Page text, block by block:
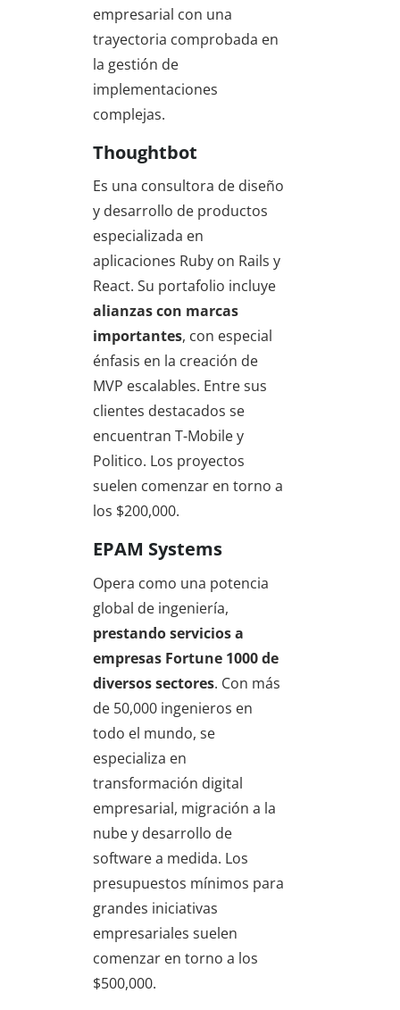
empresarial con una
trayectoria comprobada en
la gestión de
implementaciones
complejas.
Thoughtbot
Es una consultora de diseño
y desarrollo de productos
especializada en
aplicaciones Ruby on Rails y
React. Su portafolio incluye
alianzas con marcas
importantes, con especial
énfasis en la creación de
MVP escalables. Entre sus
clientes destacados se
encuentran T-Mobile y
Politico. Los proyectos
suelen comenzar en torno a
los $200,000.
EPAM Systems
Opera como una potencia
global de ingeniería,
prestando servicios a
empresas Fortune 1000 de
diversos sectores. Con más
de 50,000 ingenieros en
todo el mundo, se
especializa en
transformación digital
empresarial, migración a la
nube y desarrollo de
software a medida. Los
presupuestos mínimos para
grandes iniciativas
empresariales suelen
comenzar en torno a los
$500,000.